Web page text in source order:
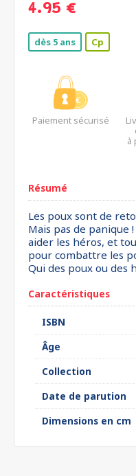
4.95 €
dès 5 ans Cp
Paiement sécurisé
à
Résumé
Les poux sont de
Mais pas de panique
aider les héros, et
pour combattre les
Qui des poux ou des
Caractéristiques
ISBN
Âge
Collection
Date de parution
Dimensions en cm